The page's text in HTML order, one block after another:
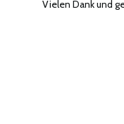
Vielen Dank und